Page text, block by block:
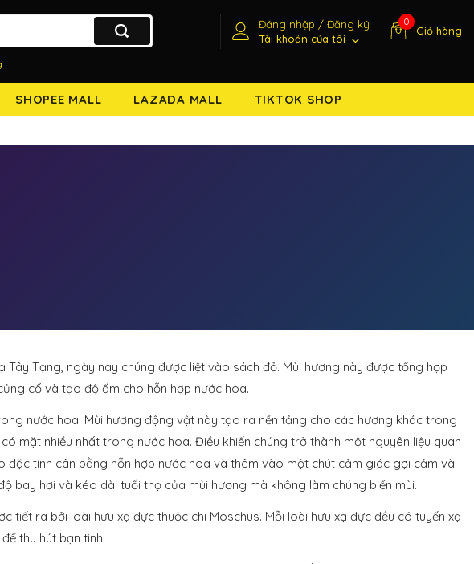
Đăng nhập / Đăng ký
Tài khoản của tôi
0
Giỏ hàng
SHOPEE MALL LAZADA MALL TIKTOK SHOP
Tạng, ngày nay chúng được liệt vào sách đỏ. Mùi hương này được tổng hợp
cố và tạo độ ấm cho hỗn hợp nước hoa.
nước hoa. Mùi hương động vật này tạo ra nền tảng cho các hương khác trong
mặt nhiều nhất trong nước hoa. Điều khiến chúng trở thành một nguyên liệu quan
tính cân bằng hỗn hợp nước hoa và thêm vào một chút cảm giác gợi cảm và
bay hơi và kéo dài tuổi thọ của mùi hương mà không làm chúng biến mùi.
tiết ra bởi loài hưu xạ đực thuộc chi Moschus. Mỗi loài hưu xạ đực đều có tuyến xạ
thu hút bạn tình.